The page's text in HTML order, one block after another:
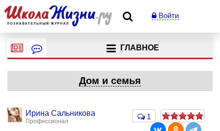
Войти
ГЛАВНОЕ
Дом и семья
Ирина Сальникова
Профессионал
1